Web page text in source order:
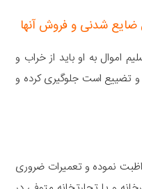
ضایع شدنی و فروش آنها
اموال به او باید از خراب و
تضییع است جلوگیری کرده و
نموده و تعمیرات ضروری